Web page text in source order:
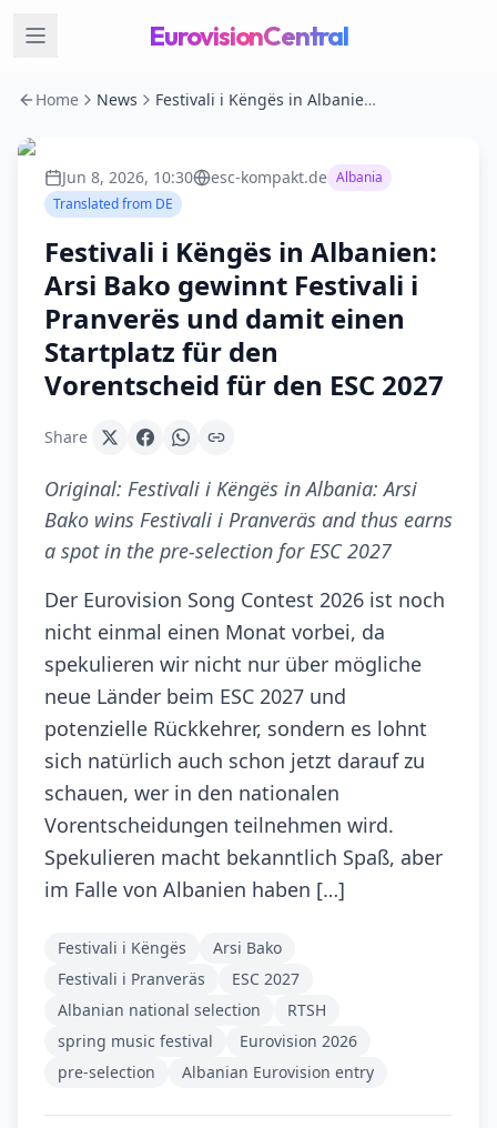
EurovisionCentral
Home News Festivali i Këngës in Albanien: Arsi Bako gewinnt Festivali i Pranverës und damit einen Startplatz für den Vorentscheid für den ESC 2027
Jun 8, 2026, 10:30 esc-kompakt.de Albania
Translated from DE
Festivali i Këngës in Albanien:
Arsi Bako gewinnt Festivali i
Pranverës und damit einen
Startplatz für den
Vorentscheid für den ESC 2027
Share
Original: Festivali i Këngës in Albania: Arsi
Bako wins Festivali i Pranveräs and thus earns
a spot in the pre-selection for ESC 2027
Der Eurovision Song Contest 2026 ist noch
nicht einmal einen Monat vorbei, da
spekulieren wir nicht nur über mögliche
neue Länder beim ESC 2027 und
potenzielle Rückkehrer, sondern es lohnt
sich natürlich auch schon jetzt darauf zu
schauen, wer in den nationalen
Vorentscheidungen teilnehmen wird.
Spekulieren macht bekanntlich Spaß, aber
im Falle von Albanien haben […]
Festivali i Këngës
Arsi Bako
Festivali i Pranveräs
ESC 2027
Albanian national selection
RTSH
spring music festival
Eurovision 2026
pre-selection
Albanian Eurovision entry